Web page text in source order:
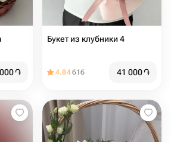
֏
Букет из клубники 4
4.84616 41 000֏